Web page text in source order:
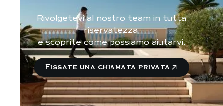
Rivolgetevi al nostro team in tutta
riservatezza,
e scoprite come possiamo aiutarvi.
Fissate una chiamata privata